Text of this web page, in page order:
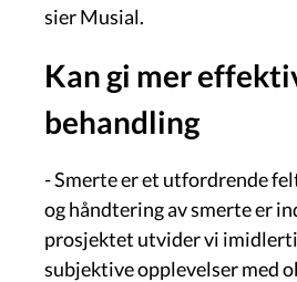
sier Musial.
Kan gi mer
behandling
- Smerte er et utfordrende
og håndtering av smerte er
prosjektet utvider vi
subjektive opplevelser med